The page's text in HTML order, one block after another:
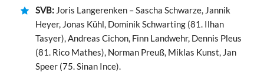
SVB: Joris Langerenken – Sascha Schwarze, Jannik
Heyer, Jonas Kühl, Dominik Schwarting (81. Ilhan
Tasyer), Andreas Cichon, Finn Landwehr, Dennis Pleus
(81. Rico Mathes), Norman Preuß, Miklas Kunst, Jan
Speer (75. Sinan Ince).